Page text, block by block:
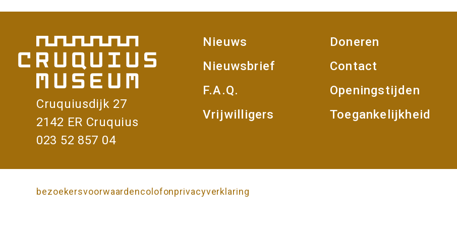
u
e
u
m
pagina
Cruquiusdijk 27
2142 ER Cruquius
023 52 857 04
Voet
Nieuws
Nieuwsbrief
F.A.Q.
Vrijwilligers
Doneren
Contact
Openingstijden
Toegankelijkheid
Onderkant
bezoekersvoorwaardencolofonprivacyverklaring